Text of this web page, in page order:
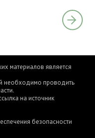
материалов является
необходимо проводить
на источник
безопасности